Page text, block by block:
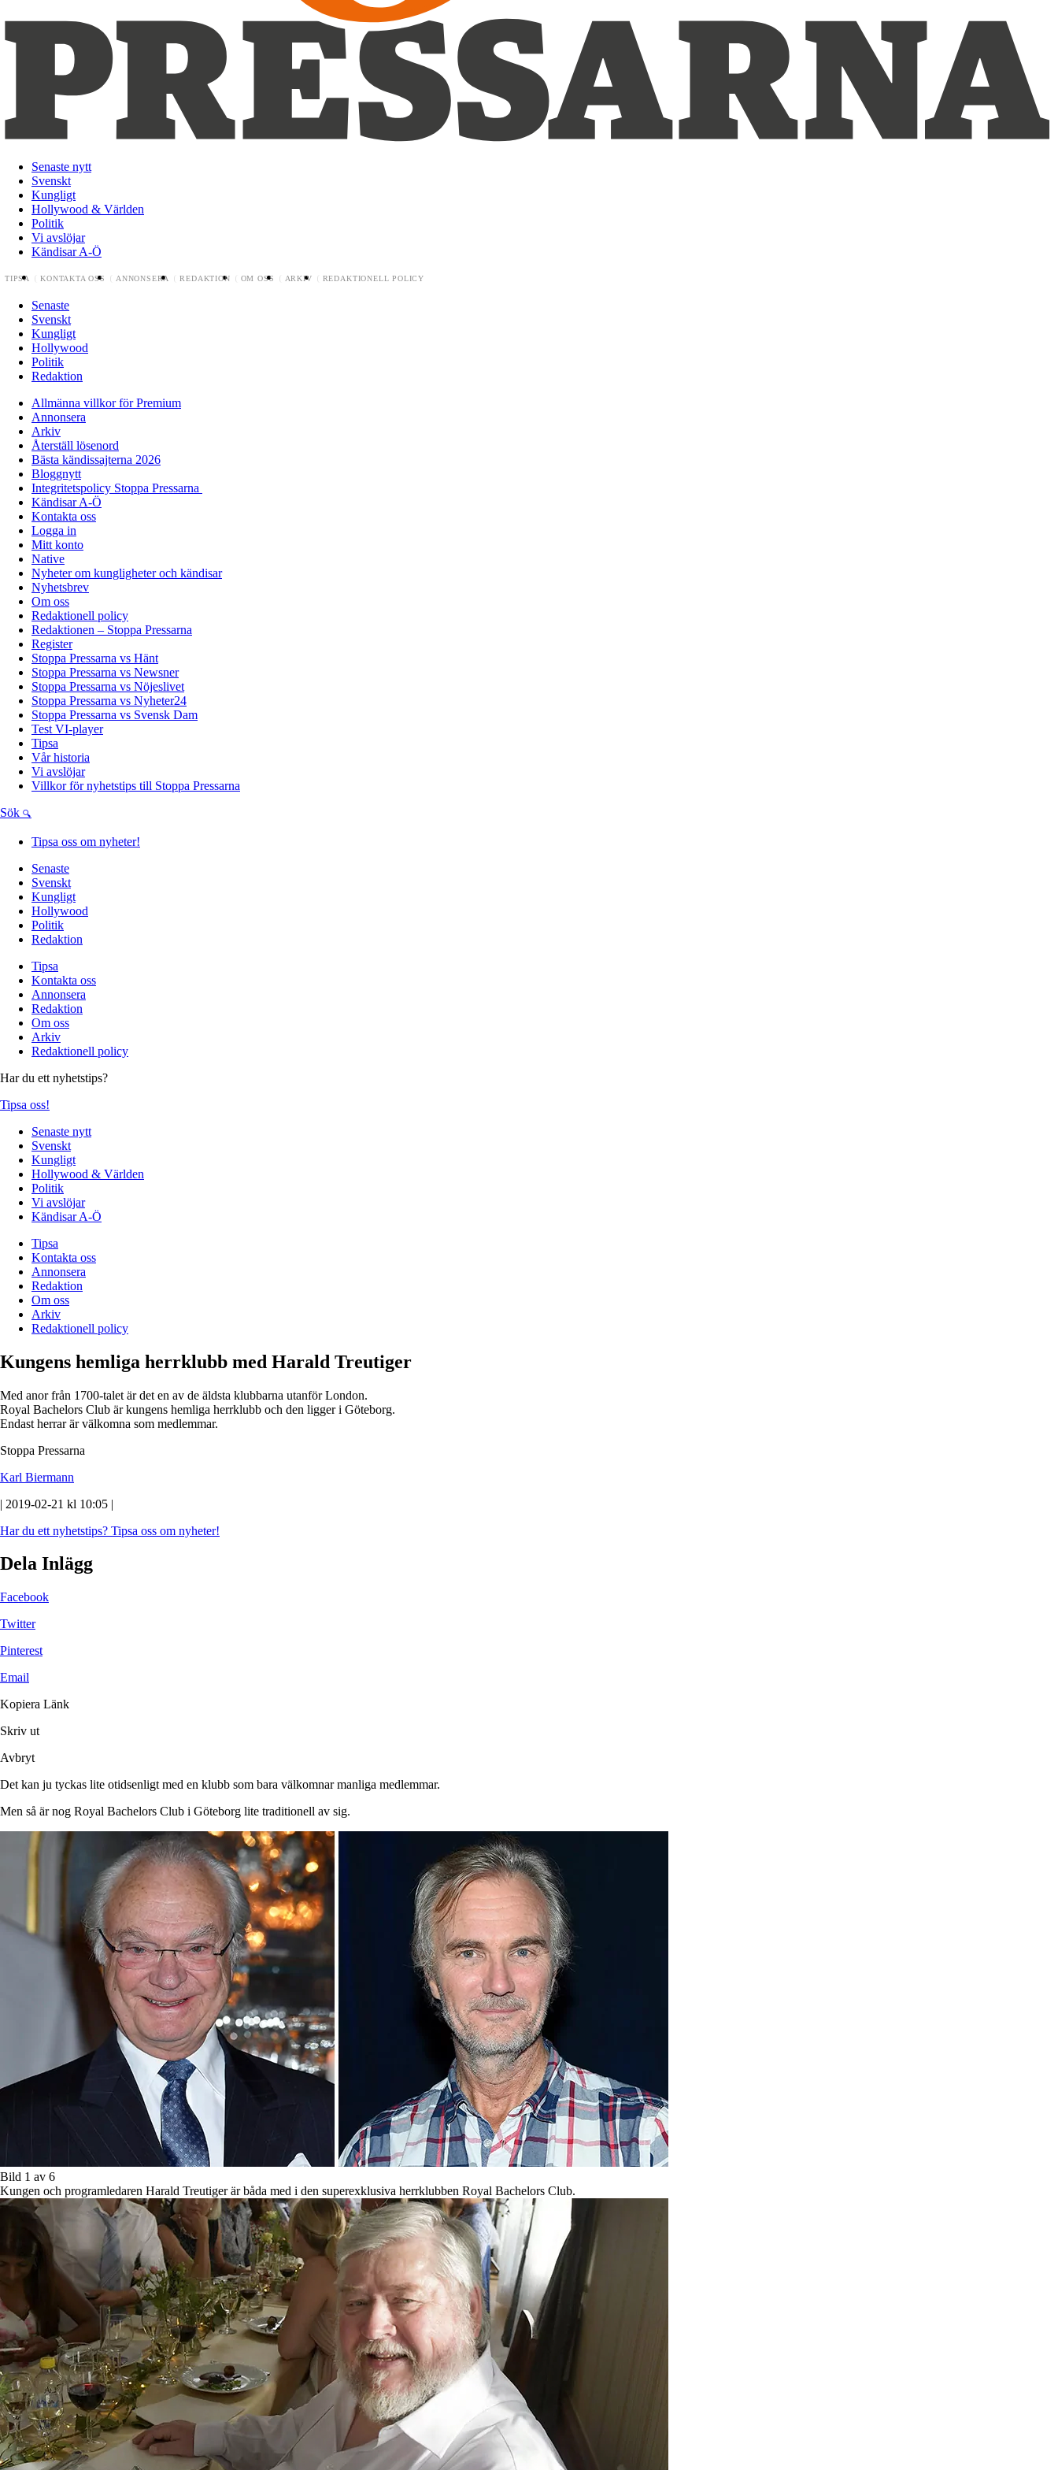
Senaste nytt
Svenskt
Kungligt
Hollywood & Världen
Politik
Vi avslöjar
Kändisar A-Ö
TIPSA KONTAKTA OSS ANNONSERA REDAKTION OM OSS ARKIV REDAKTIONELL POLICY
Senaste
Svenskt
Kungligt
Hollywood
Politik
Redaktion
Allmänna villkor för Premium
Annonsera
Arkiv
Återställ lösenord
Bästa kändissajterna 2026
Bloggnytt
Integritetspolicy Stoppa Pressarna
Kändisar A-Ö
Kontakta oss
Logga in
Mitt konto
Native
Nyheter om kungligheter och kändisar
Nyhetsbrev
Om oss
Redaktionell policy
Redaktionen – Stoppa Pressarna
Register
Stoppa Pressarna vs Hänt
Stoppa Pressarna vs Newsner
Stoppa Pressarna vs Nöjeslivet
Stoppa Pressarna vs Nyheter24
Stoppa Pressarna vs Svensk Dam
Test VI-player
Tipsa
Vår historia
Vi avslöjar
Villkor för nyhetstips till Stoppa Pressarna
Sök
Tipsa oss om nyheter!
Senaste
Svenskt
Kungligt
Hollywood
Politik
Redaktion
Tipsa
Kontakta oss
Annonsera
Redaktion
Om oss
Arkiv
Redaktionell policy
Har du ett nyhetstips?
Tipsa oss!
Senaste nytt
Svenskt
Kungligt
Hollywood & Världen
Politik
Vi avslöjar
Kändisar A-Ö
Tipsa
Kontakta oss
Annonsera
Redaktion
Om oss
Arkiv
Redaktionell policy
Kungens hemliga herrklubb med Harald Treutiger
Med anor från 1700-talet är det en av de äldsta klubbarna utanför London.
Royal Bachelors Club är kungens hemliga herrklubb och den ligger i Göteborg.
Endast herrar är välkomna som medlemmar.
Stoppa Pressarna
Karl Biermann
| 2019-02-21 kl 10:05 |
Har du ett nyhetstips? Tipsa oss om nyheter!
Dela Inlägg
Facebook
Twitter
Pinterest
Email
Kopiera Länk
Skriv ut
Avbryt
Det kan ju tyckas lite otidsenligt med en klubb som bara välkomnar manliga medlemmar.
Men så är nog Royal Bachelors Club i Göteborg lite traditionell av sig.
Bild 1 av 6
Kungen och programledaren Harald Treutiger är båda med i den superexklusiva herrklubben Royal Bachelors Club.